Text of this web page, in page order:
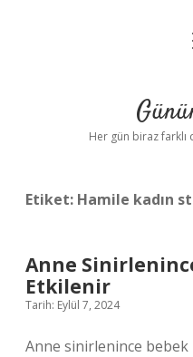
Her gün biraz farklı
Etiket: Hamile kadın
Anne
Etkilenir
Tarih: Eylül 7, 2024
Anne sinirlenince bebek